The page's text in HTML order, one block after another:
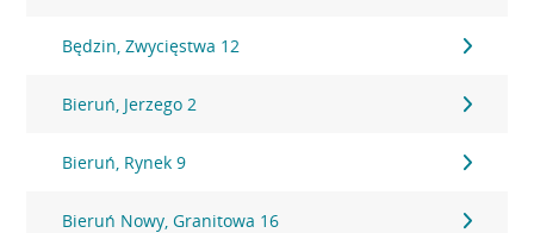
Będzin, Zwycięstwa 12
Bieruń, Jerzego 2
Bieruń, Rynek 9
Bieruń Nowy, Granitowa 16